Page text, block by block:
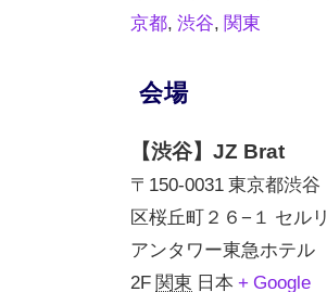
京都 ,渋谷 関東
会場
【渋谷】JZ Brat
〒150-0031 東京都渋谷
区桜丘町２６−１ セルリ
アンタワー東急ホテル
2F 関東 日本 + Google